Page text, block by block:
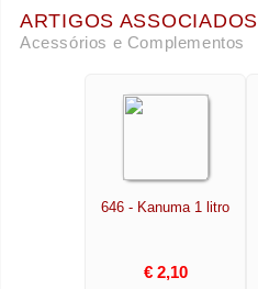
ARTIGOS ASSOCIADOS
Acessórios e Complementos
646 - Kanuma 1 litro
€ 2,10